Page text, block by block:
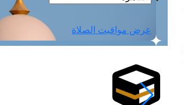
عرض مواقيت الصلاة